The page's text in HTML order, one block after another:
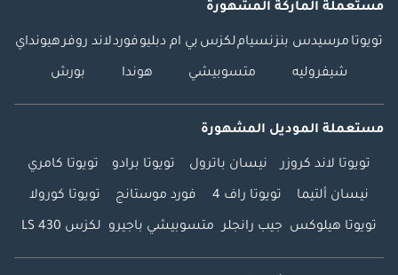
مستعملة الماركة المشهورة
تويوتا مرسيدس بنزنسياملكزس بي ام دبليوفوردلاند روفرهيونداي
شيفروليه متسوبيشي هوندا بورش
مستعملة الموديل المشهورة
تويوتا لاند كروزر نيسان باترول تويوتا برادو تويوتا كامري
نيسان ألتيما تويوتا راف 4 فورد موستانج تويوتا كورولا
تويوتا هيلوكس جيب رانجلر متسوبيشي باجيرو لكزس LS 430